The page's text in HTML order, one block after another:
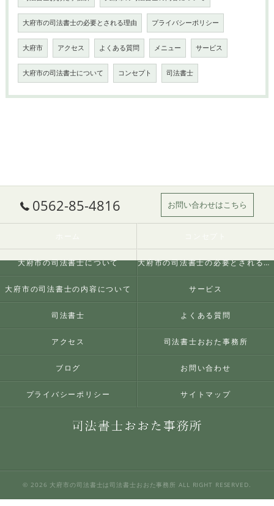
大府市の司法書士の必要とされる理由 プライバシーポリシー
大府市 アクセス よくある質問 メニュー サービス
大府市の司法書士について コンセプト 司法書士
0562-85-4816 お問い合わせはこちら
大府市の司法書士について 大府市の司法書士の必要とされる理由
大府市の司法書士の内容について サービス
司法書士 よくある質問
アクセス 司法書士おおた事務所
ブログ お問い合わせ
プライバシーポリシー サイトマップ
© 2026 大府市の司法書士は司法書士おおた事務所 ALL RIGHT RESERVED.